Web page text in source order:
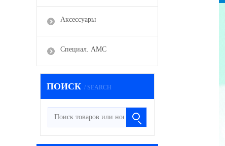
Аксессуары
Специал. АМС
ПОИСК / SEARCH